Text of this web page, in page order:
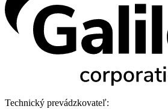
Technický prevádzkovateľ: